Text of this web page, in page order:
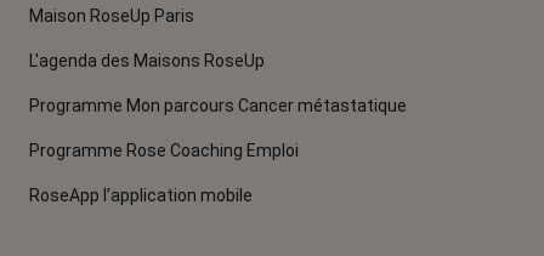
Maison RoseUp Paris
L'agenda des Maisons RoseUp
Programme Mon parcours Cancer métastatique
Programme Rose Coaching Emploi
RoseApp l’application mobile